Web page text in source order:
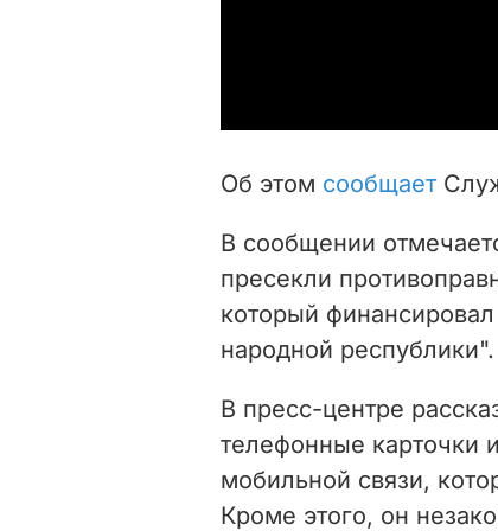
Об этом сообщает
В сообщении
пресекли
который
народной республики".
В пресс-центре
телефонные карточки
мобильной связи,
Кроме этого, он